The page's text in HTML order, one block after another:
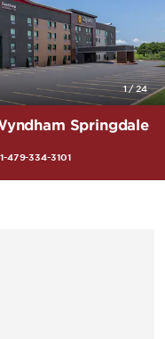
1/24
Springdale
479-334-3101